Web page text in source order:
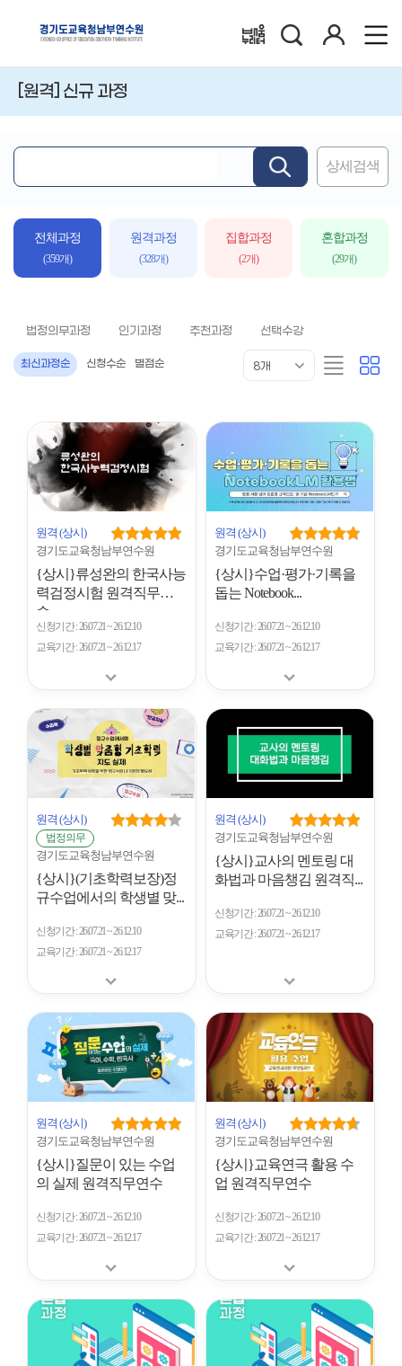
배움누리터
[원격] 신규 과정
심
상세검색
전체과정
(359개)
원격과정
(328개)
집합과정
(2개)
혼합과정
(29개)
법정의무과정 인기과정 추천과정 선택수강
최신과정순 신청수순 별점순
개
8개
리
스
카
드
원격 (상시)
경기도교육청남부연수원
{상시}류성완의 한국사능
력검정시험 원격직무연
수
신청기간 26.07.21 ~ 26.12.10
교육기간 26.07.21 ~ 26.12.17
원격 (상시)
경기도교육청남부연수원
{상시}수업·평가·기록을
돕는 Notebook...
신청기간 26.07.21 ~ 26.12.10
교육기간 26.07.21 ~ 26.12.17
원격 (상시)
법정의무
경기도교육청남부연수원
{상시}(기초학력보장)정
규수업에서의 학생별 맞...
신청기간 26.07.21 ~ 26.12.10
교육기간 26.07.21 ~ 26.12.17
원격 (상시)
경기도교육청남부연수원
{상시}교사의 멘토링 대
화법과 마음챙김 원격직...
신청기간 26.07.21 ~ 26.12.10
교육기간 26.07.21 ~ 26.12.17
원격 (상시)
경기도교육청남부연수원
{상시}질문이 있는 수업
의 실제 원격직무연수
신청기간 26.07.21 ~ 26.12.10
교육기간 26.07.21 ~ 26.12.17
원격 (상시)
경기도교육청남부연수원
{상시}교육연극 활용 수
업 원격직무연수
신청기간 26.07.21 ~ 26.12.10
교육기간 26.07.21 ~ 26.12.17